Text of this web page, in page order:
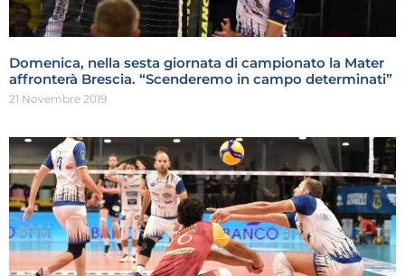
Domenica, nella sesta giornata di campionato la Mater
affronterà Brescia. “Scenderemo in campo determinati”
21 Novembre 2019